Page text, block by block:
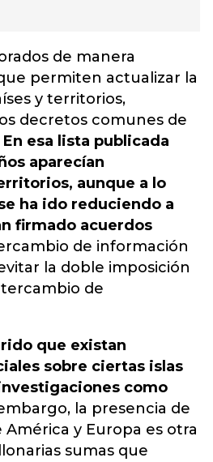
de manera
permiten actualizar la
y territorios,
decretos comunes de
En esa lista publicada
aparecían
aunque a lo
ha ido reduciendo a
firmado acuerdos
de información
la doble imposición
de
que existan
sobre ciertas islas
como
la presencia de
y Europa es otra
sumas que